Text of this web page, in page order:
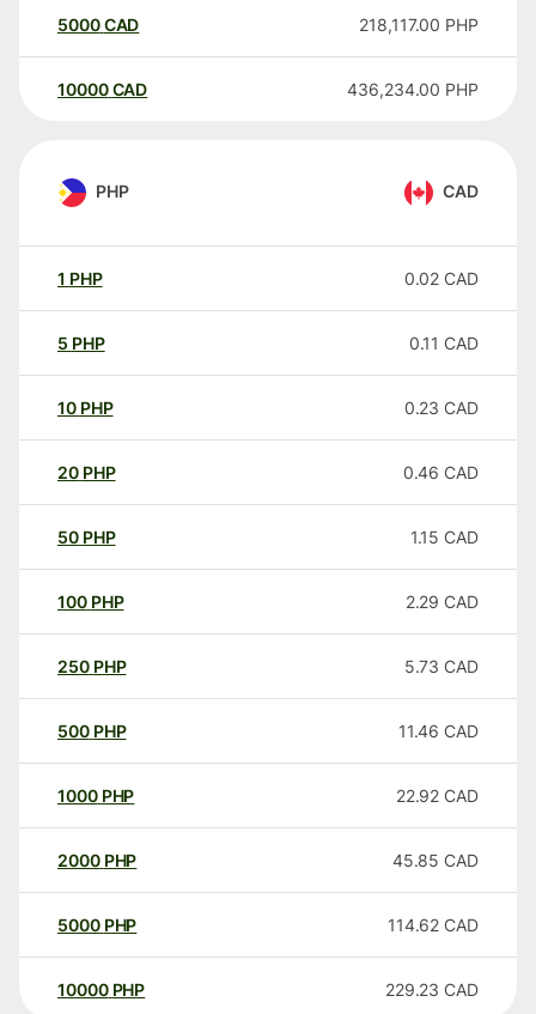
5000CAD 218,117.00 PHP
10000 CAD 436,234.00 PHP
PHP CAD
1 PHP 0.02 CAD
5 PHP 0.11 CAD
10 PHP 0.23 CAD
20 PHP 0.46 CAD
50 PHP 1.15 CAD
100 PHP 2.29 CAD
250 PHP 5.73 CAD
500 PHP 11.46 CAD
1000 PHP 22.92 CAD
2000 PHP 45.85 CAD
5000 PHP 114.62 CAD
10000 PHP 229.23 CAD